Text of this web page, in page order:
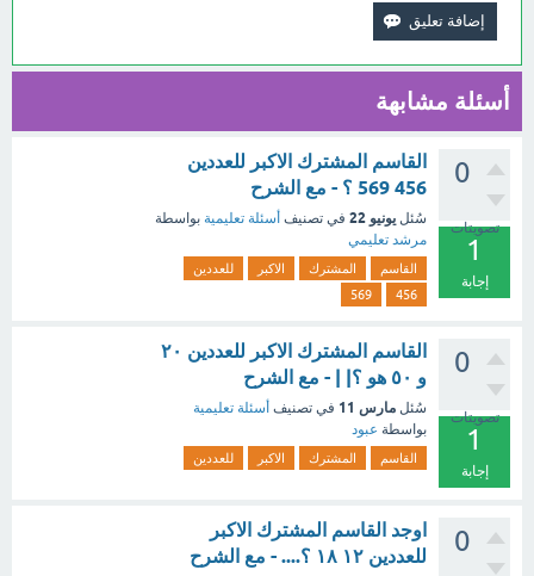
أسئلة مشابهة
0
تصويتات
1
إجابة
القاسم المشترك الاكبر للعددين
456 569 ؟ - مع الشرح
سُئل يونيو 22 في تصنيف أسئلة تعليمية بواسطة
مرشد تعليمي
القاسم المشترك الاكبر
للعددين
456
569
0
تصويتات
1
إجابة
القاسم المشترك الاكبر للعددين ٢٠
و ٥٠ هو ؟| | - مع الشرح
سُئل مارس 11 في تصنيف أسئلة تعليمية
بواسطة عبود
القاسم المشترك الاكبر للعددين
0
اوجد القاسم المشترك الاكبر
للعددين ١٢ ١٨ ؟.... - مع الشرح